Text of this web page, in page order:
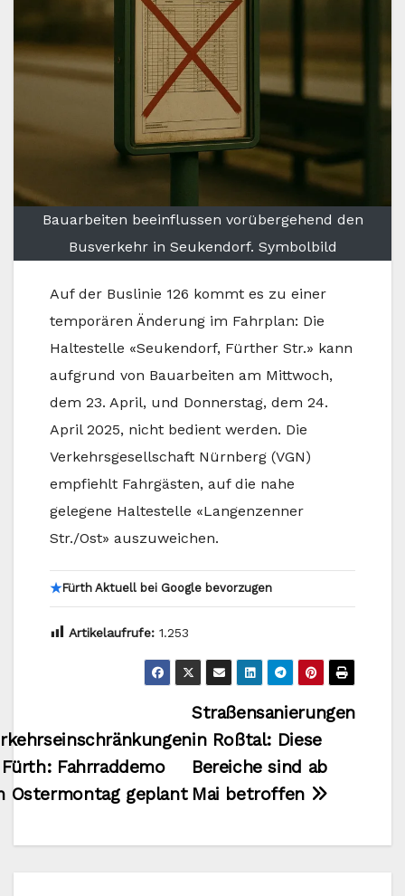
Bauarbeiten beeinflussen vorübergehend den
Busverkehr in Seukendorf. Symbolbild
Auf der Buslinie 126 kommt es zu einer
temporären Änderung im Fahrplan: Die
Haltestelle «Seukendorf, Fürther Str.» kann
aufgrund von Bauarbeiten am Mittwoch,
dem 23. April, und Donnerstag, dem 24.
April 2025, nicht bedient werden. Die
Verkehrsgesellschaft Nürnberg (VGN)
empfiehlt Fahrgästen, auf die nahe
gelegene Haltestelle «Langenzenner
Str./Ost» auszuweichen.
★Fürth Aktuell bei Google bevorzugen
Artikelaufrufe: 1.253
Beitragsnavigation
Straßensanierungen
in Roßtal: Diese
Bereiche sind ab
Mai betroffen
Fahrraddemo
Ostermontag geplant